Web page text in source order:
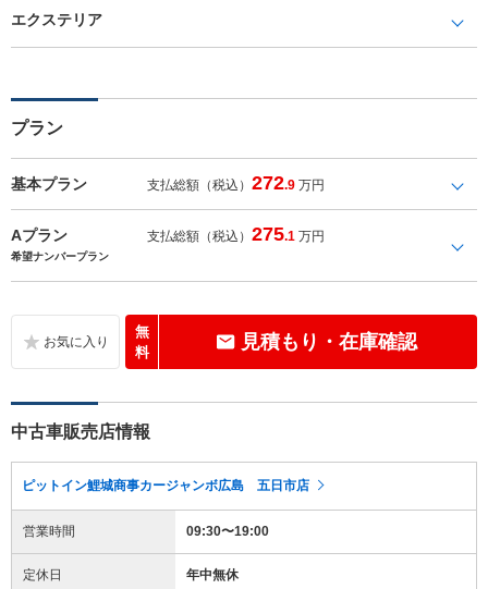
エクステリア
プラン
基本プラン 支払総額（税込）272.9 万円
Aプラン 支払総額（税込）275.1 万円
希望ナンバープラン
無
料
見積もり・在庫確認
中古車販売店情報
ピットイン鯉城商事カージャンボ広島 五日市店
営業時間 09:30〜19:00
定休日 年中無休